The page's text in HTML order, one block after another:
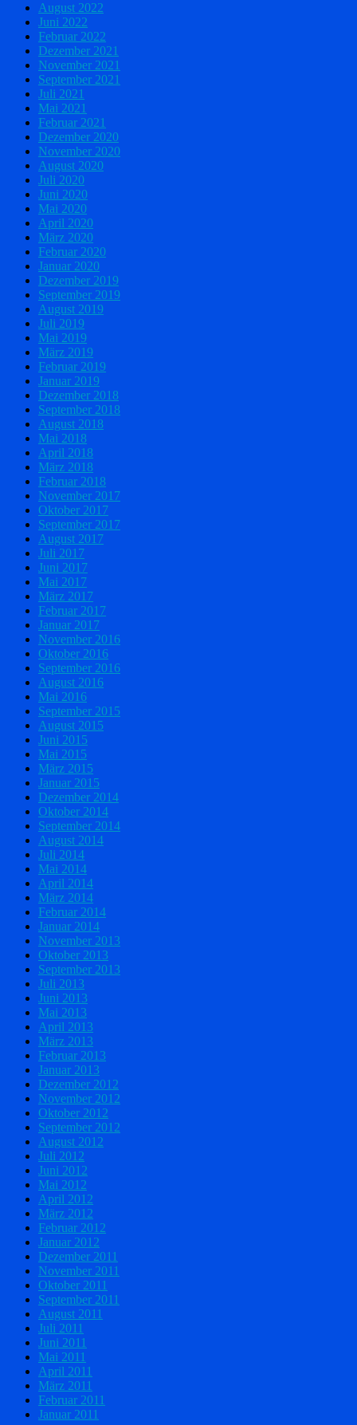
August 2022
Juni 2022
Februar 2022
Dezember 2021
November 2021
September 2021
Juli 2021
Mai 2021
Februar 2021
Dezember 2020
November 2020
August 2020
Juli 2020
Juni 2020
Mai 2020
April 2020
März 2020
Februar 2020
Januar 2020
Dezember 2019
September 2019
August 2019
Juli 2019
Mai 2019
März 2019
Februar 2019
Januar 2019
Dezember 2018
September 2018
August 2018
Mai 2018
April 2018
März 2018
Februar 2018
November 2017
Oktober 2017
September 2017
August 2017
Juli 2017
Juni 2017
Mai 2017
März 2017
Februar 2017
Januar 2017
November 2016
Oktober 2016
September 2016
August 2016
Mai 2016
September 2015
August 2015
Juni 2015
Mai 2015
März 2015
Januar 2015
Dezember 2014
Oktober 2014
September 2014
August 2014
Juli 2014
Mai 2014
April 2014
März 2014
Februar 2014
Januar 2014
November 2013
Oktober 2013
September 2013
Juli 2013
Juni 2013
Mai 2013
April 2013
März 2013
Februar 2013
Januar 2013
Dezember 2012
November 2012
Oktober 2012
September 2012
August 2012
Juli 2012
Juni 2012
Mai 2012
April 2012
März 2012
Februar 2012
Januar 2012
Dezember 2011
November 2011
Oktober 2011
September 2011
August 2011
Juli 2011
Juni 2011
Mai 2011
April 2011
März 2011
Februar 2011
Januar 2011